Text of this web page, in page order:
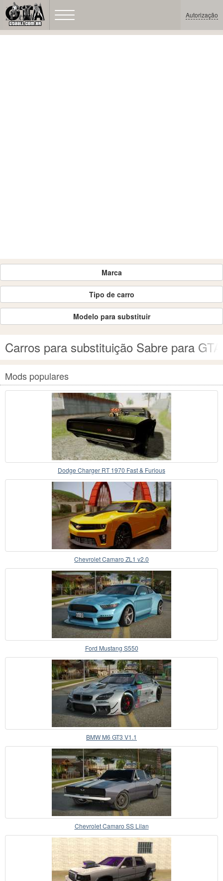
Autorização
Marca
Tipo de carro
Modelo para substituir
Carros para substituição Sabre para
Mods populares
Dodge Charger RT 1970 Fast & Furious
Chevrolet Camaro ZL1 v2.0
Ford Mustang S550
BMW M6 GT3 V1.1
Chevrolet Camaro SS Lilan